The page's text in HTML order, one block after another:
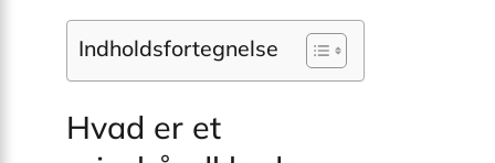
Indholdsfortegnelse
Hvad er et